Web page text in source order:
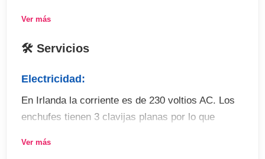
chubasquero o paraguas , aunque al ser una
o tiendas donde comprar un paraguas. Es
Actividades:
Ver más
🛠 Servicios
Electricidad:
En Irlanda la corriente es de 230 voltios AC. Los
enchufes tienen 3 clavijas planas por lo que
Ver más